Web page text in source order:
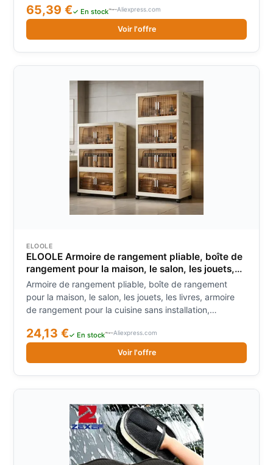
65,39 €✓ En stock Aliexpress.com
Voir l'offre
ELOOLE
ELOOLE Armoire de rangement pliable, boîte de
rangement pour la maison, le salon, les jouets,
les livres, armoire de rangement pour la cuisine
sans installation, organisateur
Armoire de rangement pliable, boîte de rangement
pour la maison, le salon, les jouets, les livres, armoire
de rangement pour la cuisine sans installation,
24,13 €✓ En stock Aliexpress.com
Voir l'offre